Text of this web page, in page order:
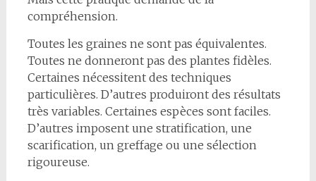
compréhension.
Toutes les graines ne sont pas équivalentes.
Toutes ne donneront pas des plantes fidèles.
Certaines nécessitent des techniques
particulières. D’autres produiront des résultats
très variables. Certaines espèces sont faciles.
D’autres imposent une stratification, une
scarification, un greffage ou une sélection
rigoureuse.